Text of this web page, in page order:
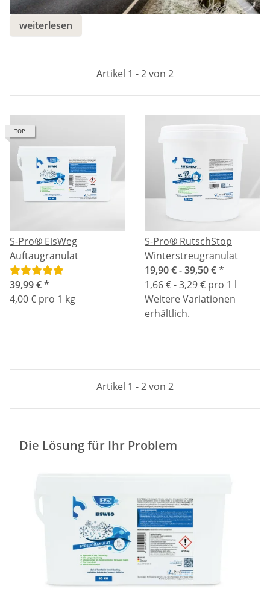
weiterlesen
Artikel 1 - 2 von 2
TOP
S-Pro® EisWeg
Auftaugranulat
39,99 €*
4,00 € pro 1 kg
S-Pro® RutschStop
Winterstreugranulat
19,90 € -39,50 €*
1,66 € - 3,29 € pro 1 l
Weitere Variationen
erhältlich.
Artikel 1 - 2 von 2
Die Lösung für Ihr Problem